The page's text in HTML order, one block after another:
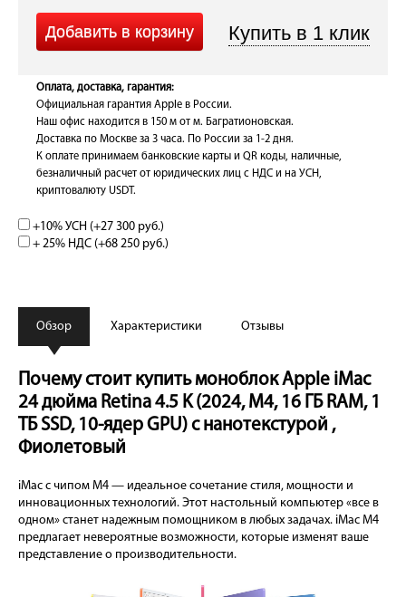
Оплата, доставка, гарантия:
Официальная гарантия Apple в России.
Наш офис находится в 150 м от м. Багратионовская.
Доставка по Москве за 3 часа. По России за 1-2 дня.
К оплате принимаем банковские карты и QR коды, наличные,
безналичный расчет от юридических лиц с НДС и на УСН,
криптовалюту USDT.
+10% УСН (+27 300 руб.)
+ 25% НДС (+68 250 руб.)
Обзор Характеристики Отзывы
Почему стоит купить моноблок Apple iMac
24 дюйма Retina 4.5 K (2024, M4, 16 ГБ RAM, 1
ТБ SSD, 10-ядер GPU) с нанотекстурой ,
Фиолетовый
iMac с чипом M4 — идеальное сочетание стиля, мощности и
инновационных технологий. Этот настольный компьютер «все в
одном» станет надежным помощником в любых задачах. iMac M4
предлагает невероятные возможности, которые изменят ваше
представление о производительности.